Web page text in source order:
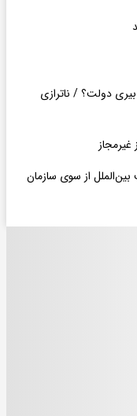
دولت؟ / ناترازی
برای اینترنت بین‌الملل از سوی سازمان